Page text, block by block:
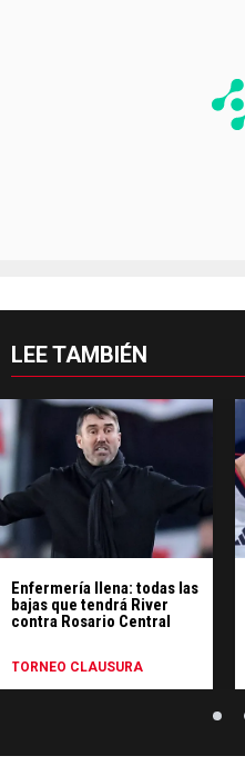
LEE TAMBIÉN
Enfermería llena: todas las
bajas que tendrá River
contra Rosario Central
TORNEO CLAUSURA